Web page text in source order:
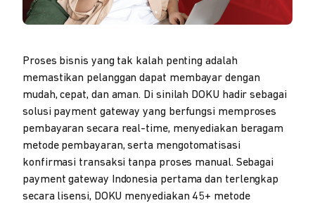
Proses bisnis yang tak kalah penting adalah
memastikan pelanggan dapat membayar dengan
mudah, cepat, dan aman. Di sinilah DOKU hadir sebagai
solusi payment gateway yang berfungsi memproses
pembayaran secara real-time, menyediakan beragam
metode pembayaran, serta mengotomatisasi
konfirmasi transaksi tanpa proses manual. Sebagai
payment gateway Indonesia pertama dan terlengkap
secara lisensi, DOKU menyediakan 45+ metode